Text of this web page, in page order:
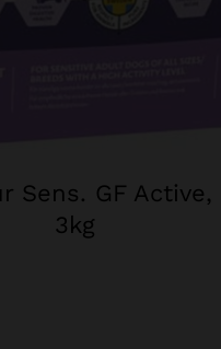
Sens. GF Active,
3kg